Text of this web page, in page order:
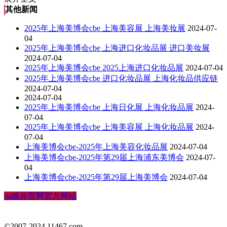
其他新闻
2025年上海美博会cbe 上海美容展 上海美妆展 2024-07-
04
2025年上海美博会cbe 上海进口化妆品展 进口美妆展
2024-07-04
2025年上海美博会cbe 2025上海进口化妆品展 2024-07-04
2025年上海美博会cbe 进口化妆品展 上海化妆品供应链
2024-07-04
2024-07-04
2025年上海美博会cbe 上海日化展 上海化妆品展 2024-
07-04
2025年上海美博会cbe 上海美容展 上海化妆品展 2024-
07-04
上海美博会cbe-2025年上海美容化妆品展 2024-07-04
上海美博会cbe-2025年第29届上海浦东美博会 2024-07-
04
上海美博会cbe-2025年第29届上海美博会 2024-07-04
pa娱乐官网官方网站